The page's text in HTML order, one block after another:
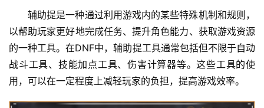
辅助提是一种通过利用游戏内的某些特殊机制和规则，
以帮助玩家更好地完成任务、提升角色能力、获取游戏资源
的一种工具。在DNF中，辅助提工具通常包括但不限于自动
战斗工具、技能加点工具、伤害计算器等。这些工具的使
用，可以在一定程度上减轻玩家的负担，提高游戏效率。